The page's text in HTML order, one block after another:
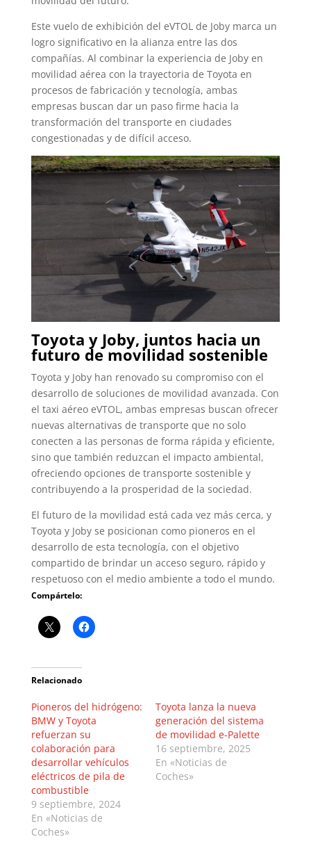
Este vuelo de exhibición del eVTOL de Joby marca un
logro significativo en la alianza entre las dos
compañías. Al combinar la experiencia de Joby en
movilidad aérea con la trayectoria de Toyota en
procesos de fabricación y tecnología, ambas
empresas buscan dar un paso firme hacia la
transformación del transporte en ciudades
congestionadas y de difícil acceso.
Toyota y Joby, juntos hacia un
futuro de movilidad sostenible
Toyota y Joby han renovado su compromiso con el
desarrollo de soluciones de movilidad avanzada. Con
el taxi aéreo eVTOL, ambas empresas buscan ofrecer
nuevas alternativas de transporte que no solo
conecten a las personas de forma rápida y eficiente,
sino que también reduzcan el impacto ambiental,
ofreciendo opciones de transporte sostenible y
contribuyendo a la prosperidad de la sociedad.
El futuro de la movilidad está cada vez más cerca, y
Toyota y Joby se posicionan como pioneros en el
desarrollo de esta tecnología, con el objetivo
compartido de brindar un acceso seguro, rápido y
respetuoso con el medio ambiente a todo el mundo.
Compártelo:
Relacionado
Pioneros del hidrógeno:
BMW y Toyota
refuerzan su
colaboración para
desarrollar vehículos
eléctricos de pila de
combustible
9 septiembre, 2024
En «Noticias de
Coches»
Toyota lanza la nueva
generación del sistema
de movilidad e-Palette
16 septiembre, 2025
En «Noticias de
Coches»